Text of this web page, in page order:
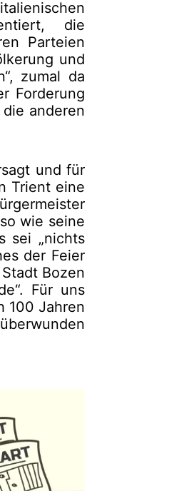
die
Parteien
und
zumal da
Forderung
anderen
und für
Trient eine
wie seine
sei „nichts
der Feier
Bozen
Für uns
100 Jahren